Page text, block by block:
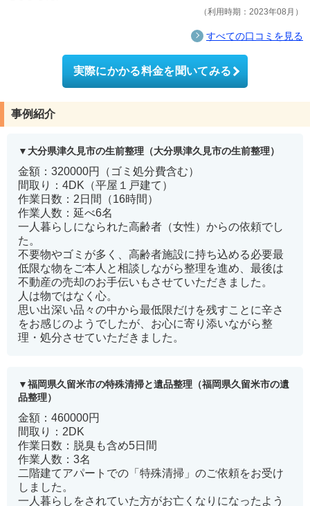
利用時期：2023年08月
すべての口コミを見る
実際にかかる料金を聞いてみる
事例紹介
大分県津久見市の生前整理（大分県津久見市の生前整理）
金額：320000円（ゴミ処分費含む）
間取り：4DK（平屋１戸建て）
作業日数：2日間（16時間）
作業人数：延べ6名
一人暮らしになられた高齢者（女性）からの依頼でし
た。
不要物やゴミが多く、高齢者施設に持ち込める必要最
低限な物をご本人と相談しながら整理を進め、最後は
不動産の売却のお手伝いもさせていただきました。
人は物ではなく心。
思い出深い品々の中から最低限だけを残すことに辛さ
をお感じのようでしたが、お心に寄り添いながら整
理・処分させていただきました。
福岡県久留米市の特殊清掃と遺品整理（福岡県久留米市の遺
品整理）
金額：460000円
間取り：2DK
作業日数：脱臭も含め5日間
作業人数：3名
二階建てアパートでの「特殊清掃」のご依頼をお受け
しました。
一人暮らしをされていた方がお亡くなりになったよう